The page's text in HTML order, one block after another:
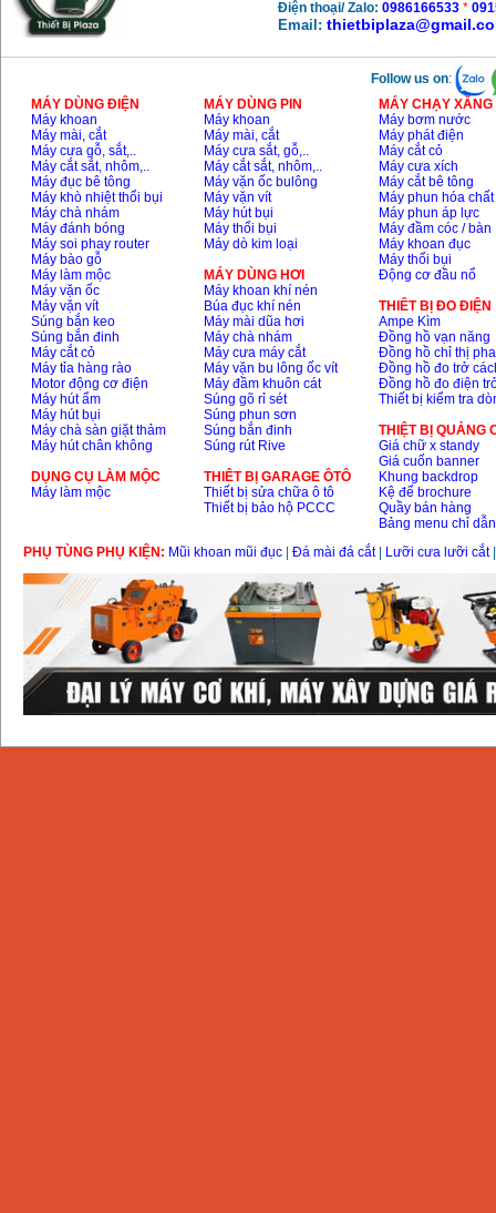
Điện thoại/ Zalo: 0986166533 *
Email:
Follow us on:
MÁY DÙNG ĐIỆN
Máy khoan
Máy mài, cắt
Máy cưa gỗ, sắt,..
Máy cắt sắt, nhôm,..
Máy đục bê tông
Máy khò nhiệt thổi bụi
Máy chà nhám
Máy đánh bóng
Máy soi phay router
Máy bào gỗ
Máy làm mộc
Máy vặn ốc
Máy vặn vít
Súng bắn keo
Súng bắn đinh
Máy cắt cỏ
Máy tỉa hàng rào
Motor động cơ điện
Máy hút ẩm
Máy hút bụi
Máy chà sàn giặt thảm
Máy hút chân không
DỤNG CỤ LÀM MỘC
Máy làm mộc
MÁY DÙNG PIN
Máy khoan
Máy mài, cắt
Máy cưa sắt, gỗ,..
Máy cắt sắt, nhôm,..
Máy vặn ốc bulông
Máy vặn vít
Máy hút bụi
Máy thổi bụi
Máy dò kim loại
MÁY DÙNG HƠI
Máy khoan khí nén
Búa đục khí nén
Máy mài dũa hơi
Máy chà nhám
Máy cưa máy cắt
Máy vặn bu lông ốc vít
Máy đầm khuôn cát
Súng gõ rỉ sét
Súng phun sơn
Súng bắn đinh
Súng rút Rive
THIÊT BỊ GARAGE ÔTÔ
Thiết bị sửa chữa ô tô
Thiết bị bảo hộ PCCC
MÁY CHẠY
Máy bơm nước
Máy phát điện
Máy cắt cỏ
Máy cưa xích
Máy cắt bê tông
Máy phun hóa chất
Máy phun áp lực
Máy đầm cóc / bàn
Máy khoan đục
Máy thổi bụi
Động cơ đầu nổ
THIÊT BỊ ĐO ĐIỆN
Ampe Kìm
Đồng hồ vạn năng
Đồng hồ chỉ thị pha
Đồng hồ đo trở
Đồng hồ đo điện
Thiết bị kiểm tra
THIỆT BỊ QUẢNG
Giá chữ x standy
Giá cuốn banner
Khung backdrop
Kệ để brochure
Quầy bán hàng
Bảng menu chỉ dẫn
PHỤ TÙNG PHỤ KIỆN: Mũi khoan mũi đục Đá mài đá cắt| Lưỡi cưa lưỡi cắt